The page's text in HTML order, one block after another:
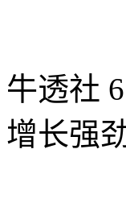
牛透社
增长强